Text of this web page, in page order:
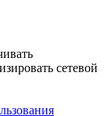
сетевой